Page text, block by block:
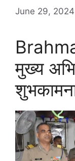
June 29, 2024
मुख्य